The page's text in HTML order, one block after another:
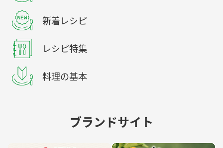
新着レシピ
レシピ特集
料理の基本
ブランドサイト